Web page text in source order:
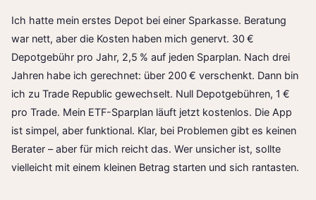
Ich hatte mein erstes Depot bei einer Sparkasse. Beratung
war nett, aber die Kosten haben mich genervt. 30 €
Depotgebühr pro Jahr, 2,5 % auf jeden Sparplan. Nach drei
Jahren habe ich gerechnet: über 200 € verschenkt. Dann bin
ich zu Trade Republic gewechselt. Null Depotgebühren, 1 €
pro Trade. Mein ETF-Sparplan läuft jetzt kostenlos. Die App
ist simpel, aber funktional. Klar, bei Problemen gibt es keinen
Berater – aber für mich reicht das. Wer unsicher ist, sollte
vielleicht mit einem kleinen Betrag starten und sich rantasten.